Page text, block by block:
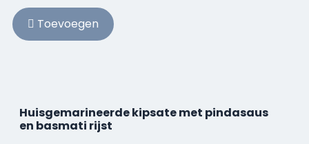
Toevoegen
Huisgemarineerde kipsate met pindasaus
en basmati rijst